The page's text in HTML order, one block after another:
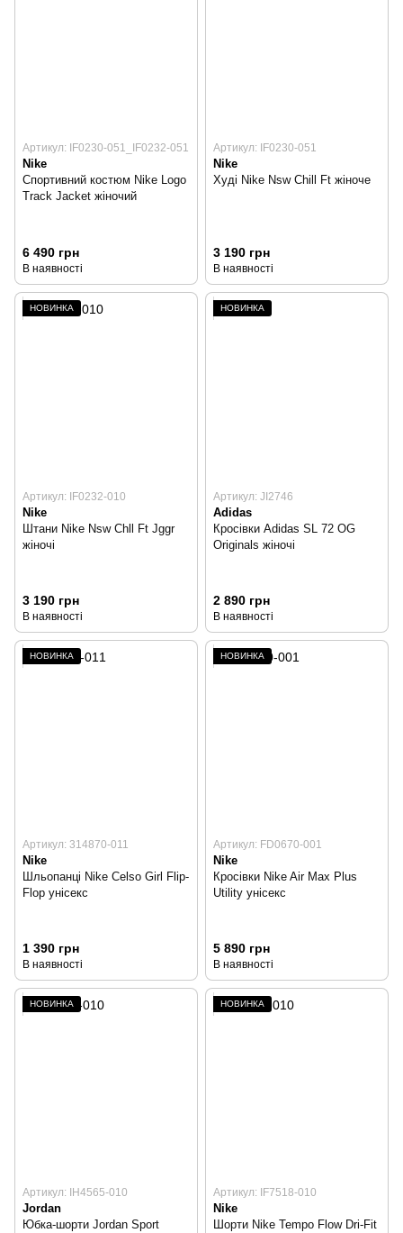
Артикул: IF0230-051_IF0232-051
Nike
Спортивний костюм Nike Logo
Track Jacket жіночий
6 490 грн
В наявності
Артикул: IF0230-051
Nike
Худі Nike Nsw Chill Ft жіноче
3 190 грн
В наявності
НОВИНКА
Артикул: IF0232-010
Nike
Штани Nike Nsw Chll Ft Jggr
жіночі
3 190 грн
В наявності
НОВИНКА
Артикул: JI2746
Adidas
Кросівки Adidas SL 72 OG
Originals жіночі
2 890 грн
В наявності
НОВИНКА
Артикул: 314870-011
Nike
Шльопанці Nike Celso Girl Flip-
Flop унісекс
1 390 грн
В наявності
НОВИНКА
Артикул: FD0670-001
Nike
Кросівки Nike Air Max Plus
Utility унісекс
5 890 грн
В наявності
НОВИНКА
Артикул: IH4565-010
Jordan
Юбка-шорти Jordan Sport
НОВИНКА
Артикул: IF7518-010
Nike
Шорти Nike Tempo Flow Dri-Fit